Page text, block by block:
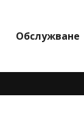
Обслужване